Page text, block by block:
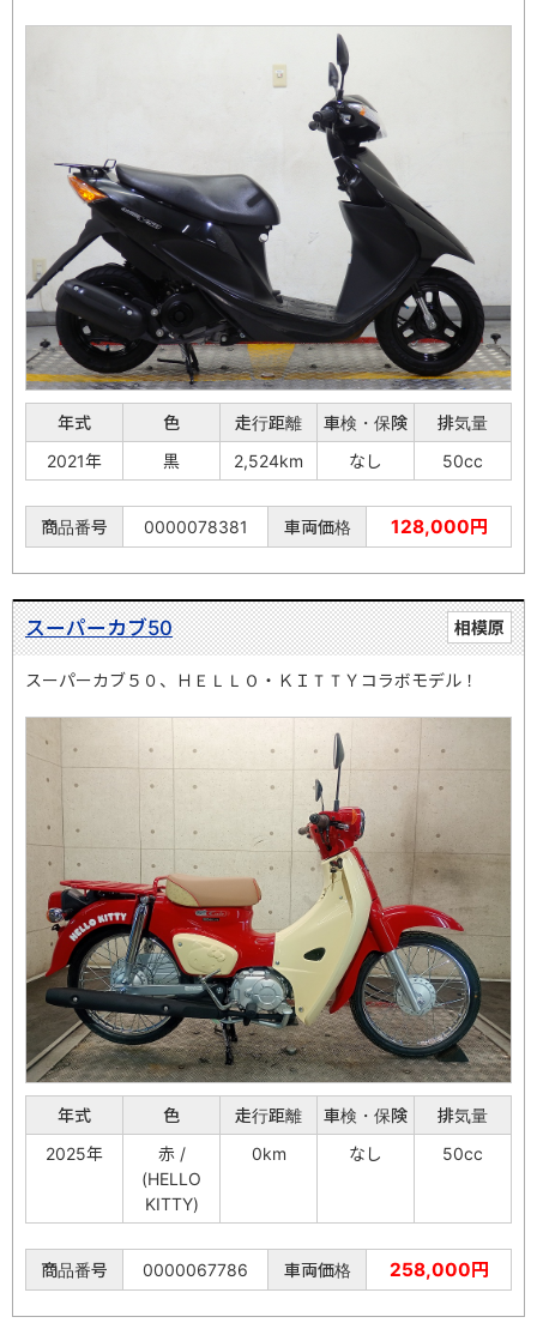
年式 色 走行距離 車検・保険
排気量
2021年
黒 2,524km なし 50cc
商品番号 0000078381 車両価格 128,000円
相模原
スーパーカブ50
スーパーカブ５０、ＨＥＬＬＯ・ＫＩＴＴＹコラボモデル！
年式 色 走行距離 車検・保険
排気量
2025年
赤 /
(HELLO
KITTY)
0km なし 50cc
商品番号 0000067786 車両価格 258,000円